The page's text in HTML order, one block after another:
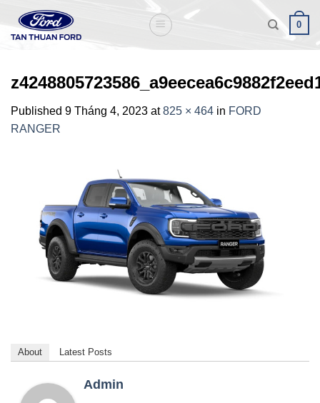
content
0
Published 9 Tháng 4, 2023 at825 × 464 in FORD
RANGER
About Latest Posts
Admin